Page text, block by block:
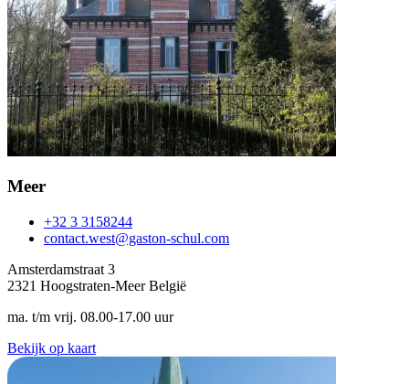
Meer
+32 3 3158244
contact.west@gaston-schul.com
Amsterdamstraat 3
2321 Hoogstraten-Meer België
ma. t/m vrij. 08.00-17.00 uur
Bekijk op kaart